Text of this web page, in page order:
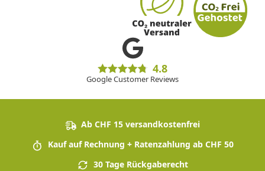
4.8
Google Customer Reviews
Ab CHF 15 versandkostenfrei
Kauf auf Rechnung + Ratenzahlung ab CHF 50
30 Tage Rückgaberecht